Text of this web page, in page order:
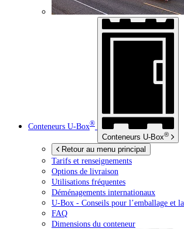
Conteneurs U-Box®
Conteneurs U-Box®
Retour au menu principal
Tarifs et renseignements
Options de livraison
Utilisations fréquentes
Déménagements internationaux
U-Box - Conseils pour l’emballage et
FAQ
Dimensions du conteneur